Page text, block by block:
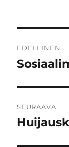
selaus
EDELLINEN
Edellinen
SEURAAVA
Seuraava